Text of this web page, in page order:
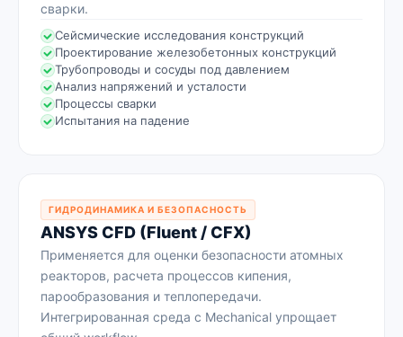
сварки.
Сейсмические исследования конструкций
Проектирование железобетонных конструкций
Трубопроводы и сосуды под давлением
Анализ напряжений и усталости
Процессы сварки
Испытания на падение
ГИДРОДИНАМИКА И БЕЗОПАСНОСТЬ
ANSYS CFD (Fluent / CFX)
Применяется для оценки безопасности атомных
реакторов, расчета процессов кипения,
парообразования и теплопередачи.
Интегрированная среда с Mechanical упрощает